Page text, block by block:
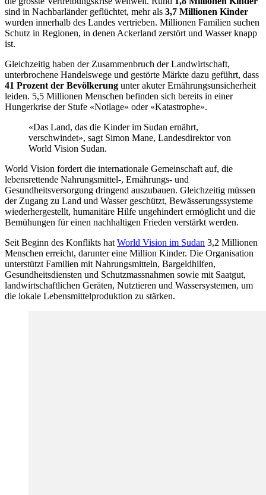
sind in Nachbarländer geflüchtet, mehr als 3,7 Millionen Kinder
wurden innerhalb des Landes vertrieben. Millionen Familien suchen
Schutz in Regionen, in denen Ackerland zerstört und Wasser knapp
ist.
Gleichzeitig haben der Zusammenbruch der Landwirtschaft,
unterbrochene Handelswege und gestörte Märkte dazu geführt, dass
41 Prozent der Bevölkerung unter akuter Ernährungsunsicherheit
leiden. 5,5 Millionen Menschen befinden sich bereits in einer
Hungerkrise der Stufe «Notlage» oder «Katastrophe».
«Das Land, das die Kinder im Sudan ernährt,
verschwindet», sagt Simon Mane, Landesdirektor von
World Vision Sudan.
World Vision fordert die internationale Gemeinschaft auf, die
lebensrettende Nahrungsmittel-, Ernährungs- und
Gesundheitsversorgung dringend auszubauen. Gleichzeitig müssen
der Zugang zu Land und Wasser geschützt, Bewässerungssysteme
wiederhergestellt, humanitäre Hilfe ungehindert ermöglicht und die
Bemühungen für einen nachhaltigen Frieden verstärkt werden.
Seit Beginn des Konflikts hat World Vision im Sudan 3,2 Millionen
Menschen erreicht, darunter eine Million Kinder. Die Organisation
unterstützt Familien mit Nahrungsmitteln, Bargeldhilfen,
Gesundheitsdiensten und Schutzmassnahmen sowie mit Saatgut,
landwirtschaftlichen Geräten, Nutztieren und Wassersystemen, um
die lokale Lebensmittelproduktion zu stärken.